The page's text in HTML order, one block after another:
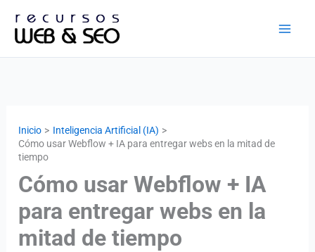
Inicio
Inteligencia Artificial (IA)
Cómo usar Webflow + IA para entregar webs en la mitad de
tiempo
Cómo usar Webflow + IA
para entregar webs en la
mitad de tiempo